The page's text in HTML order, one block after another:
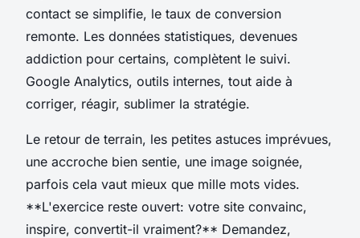
contact se simplifie, le taux de conversion
remonte. Les données statistiques, devenues
addiction pour certains, complètent le suivi.
Google Analytics, outils internes, tout aide à
corriger, réagir, sublimer la stratégie.
Le retour de terrain, les petites astuces imprévues,
une accroche bien sentie, une image soignée,
parfois cela vaut mieux que mille mots vides.
**L'exercice reste ouvert: votre site convainc,
inspire, convertit-il vraiment?** Demandez,